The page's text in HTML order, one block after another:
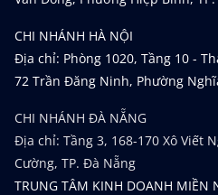
CHI NHÁNH HÀ NỘI
Địa chỉ: Phòng 1020, Tầng 10 -
72 Trần Đăng Ninh, Phường
CHI NHÁNH ĐÀ NẴNG
Địa chỉ: Tầng 3, 168-170 Xô Viết
Cường, TP. Đà Nẵng
TRUNG TÂM KINH DOANH MIỀN